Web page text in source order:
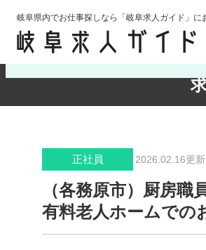
岐阜県内でお仕事探しなら「岐阜求人ガイド」に
検索条件の確認・変更
正社員 2026.02.16更
（各務原市）厨房職
有料老人ホームでの